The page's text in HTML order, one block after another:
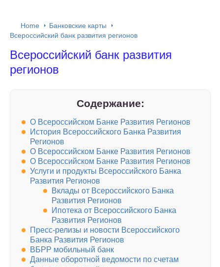
Home
Банковские карты
Всероссийский банк развития регионов
Всероссийский банк развития
регионов
Содержание:
О Всероссийском Банке Развития Регионов
История Всероссийского Банка Развития
Регионов
О Всероссийском Банке Развития Регионов
О Всероссийском Банке Развития Регионов
Услуги и продукты Всероссийского Банка
Развития Регионов
Вклады от Всероссийского Банка
Развития Регионов
Ипотека от Всероссийского Банка
Развития Регионов
Пресс-релизы и новости Всероссийского
Банка Развития Регионов
ВБРР мобильный банк
Данные оборотной ведомости по счетам